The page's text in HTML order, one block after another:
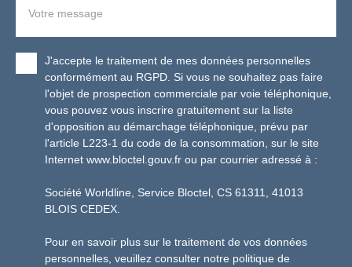
Votre message
J'accepte le traitement de mes données personnelles
conformément au RGPD. Si vous ne souhaitez pas faire
l'objet de prospection commerciale par voie téléphonique,
vous pouvez vous inscrire gratuitement sur la liste
d'opposition au démarchage téléphonique, prévu par
l'article L223-1 du code de la consommation, sur le site
Internet www.bloctel.gouv.fr ou par courrier adressé à :
Société Worldline, Service Bloctel, CS 61311, 41013
BLOIS CEDEX.
Pour en savoir plus sur le traitement de vos données
personnelles, veuillez consulter notre politique de